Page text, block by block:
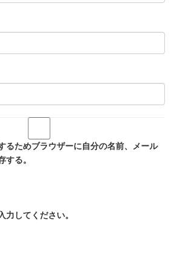
るためブラウザーに自分の名前、メール
する。
力してください。